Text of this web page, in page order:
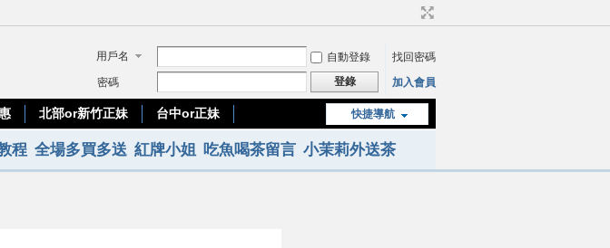
用戶名 自動登錄
找回密碼
密碼
登錄 加入會員
快捷導航
北部or新竹正妹
台中or正妹
台南or高雄正妹
程 全場多買多送 紅牌小姐 吃魚喝茶留言 小茉莉外送茶